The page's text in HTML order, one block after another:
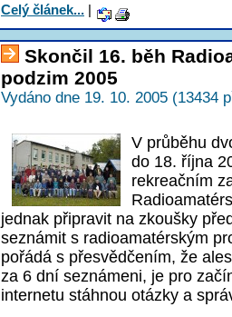
Celý článek... |
Skončil 16. běh
podzim 2005
Vydáno dne 19. 10. 2005 (13434
V průběhu
do 18. října
rekreačním
jednak připravit na zkoušky
seznámit s radioamatérským
pořádá s přesvědčením, že
za 6 dní seznámeni, je pro
internetu stáhnou otázky a